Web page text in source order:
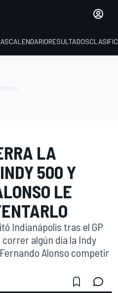
CALENDARIORESULTADOS
LA
500 Y
LE
Indianápolis tras el GP
algún día la Indy
Alonso competir